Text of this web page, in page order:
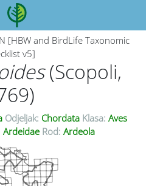
[HBW and BirdLife Taxonomic
v5]
(Scopoli,
Odjeljak: Chordata Klasa: Aves
Ardeidae Rod: Ardeola